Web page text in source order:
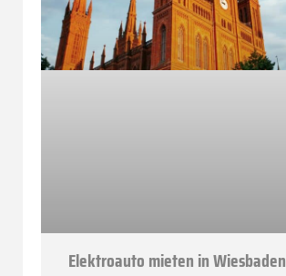
Elektroauto mieten in Wiesbaden